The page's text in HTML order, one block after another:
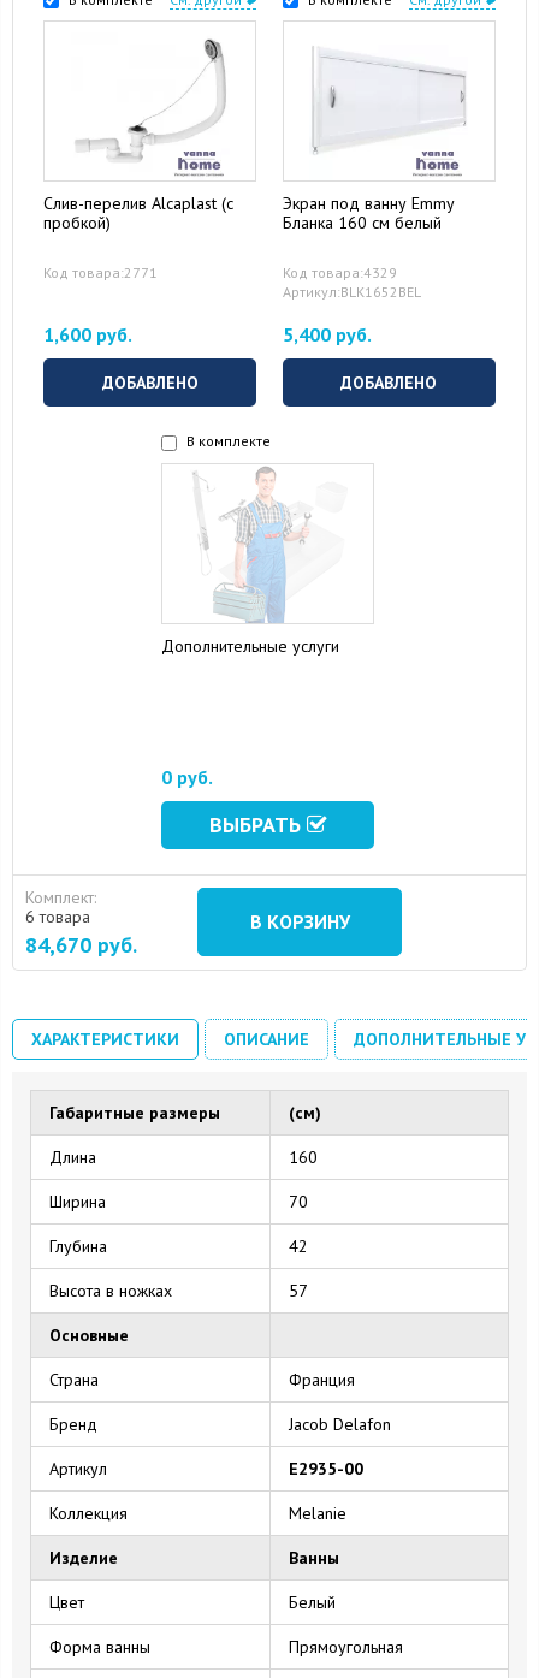
15 August 2024 10 September 2024
Слив-перелив Alcaplast (с
пробкой)
Код товара:2771
1,600 руб.
ДОБАВЛЕНО
Экран под ванну Emmy
Бланка 160 см белый
Код товара:4329
Артикул:BLK1652BEL
5,400 руб.
ДОБАВЛЕНО
В комплекте
Дополнительные услуги
0 руб.
ВЫБРАТЬ
Комплект:
6 товара
84,670 руб.
В КОРЗИНУ
ХАРАКТЕРИСТИКИ ОПИСАНИЕ ДОПОЛНИТЕЛЬНЫЕ
Габаритные размеры (см)
Длина 160
Ширина 70
Глубина 42
Высота в ножках 57
Основные
Страна Франция
Бренд Jacob Delafon
Артикул E2935-00
Коллекция Melanie
Изделие Ванны
Цвет Белый
Форма ванны Прямоугольная